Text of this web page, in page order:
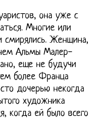
она уже с
Многие или
смирялись. Женщина,
Альмы Малер-
еще не будучи
более Франца
дочерью некогда
художника
когда ей было всего